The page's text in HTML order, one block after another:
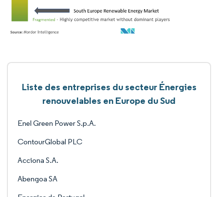
Liste des entreprises du secteur Énergies
renouvelables en Europe du Sud
Enel Green Power S.p.A.
ContourGlobal PLC
Acciona S.A.
Abengoa SA